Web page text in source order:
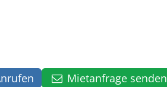
Mietanfrage senden